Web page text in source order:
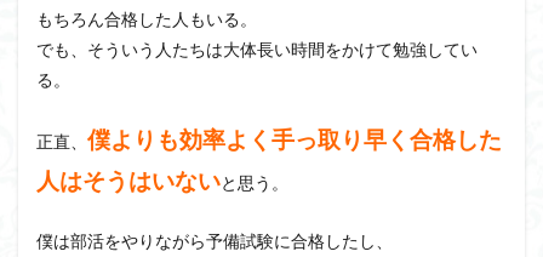
もちろん合格した人もいる。
でも、そういう人たちは大体長い時間をかけて勉強してい
る。
正直、 僕よりも効率よく手っ取り早く合格した
人はそうはいないと思う。
僕は部活をやりながら予備試験に合格したし、